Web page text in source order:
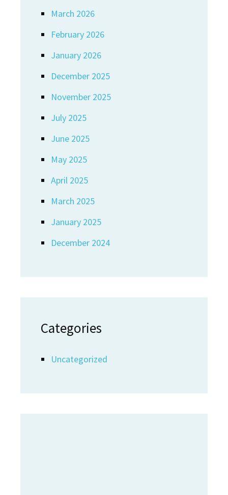
March 2026
February 2026
January 2026
December 2025
November 2025
July 2025
June 2025
May 2025
April 2025
March 2025
January 2025
December 2024
Categories
Uncategorized